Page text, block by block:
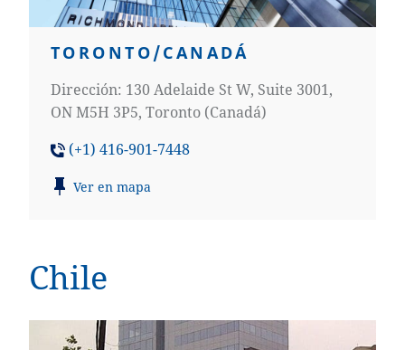
TORONTO/CANADÁ
Dirección: 130 Adelaide St W, Suite 3001,
ON M5H 3P5, Toronto (Canadá)
(+1) 416-901-7448
Ver en mapa
Chile